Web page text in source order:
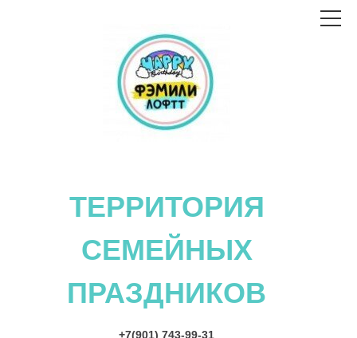
logo
ТЕРРИТОРИЯ
СЕМЕЙНЫХ
ПРАЗДНИКОВ
+7(901) 743-99-31